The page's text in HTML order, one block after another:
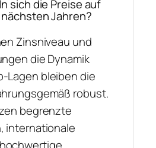
sich die Preise auf
Jahren?
Zinsniveau und
die Dynamik
Lagen bleiben die
robust.
begrenzte
internationale